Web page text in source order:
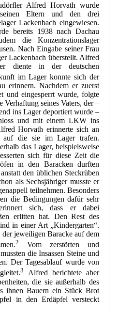
Alfred Horvath wurde
Eltern und den drei
Lackenbach eingewiesen.
bereits 1938 nach Dachau
die Konzentrationslager
Nach Eingabe seiner Frau
Lackenbach überstellt. Alfred
diente in der deutschen
im Lager konnte sich der
erinnern. Nachdem er zuerst
und eingesperrt wurde, folgte
Verhaftung seines Vaters, der –
ins Lager deportiert wurde –
und mit einem LKW ins
Horvath erinnerte sich an
auf die sie im Lager trafen.
das Lager, beispielsweise
sich für diese Zeit die
in den Baracken durften
den üblichen Steckrüben
als Sechsjähriger musste er
teilnehmen. Besonders
die Bedingungen dafür sehr
sich, dass er dabei
erlitten hat. Den Rest des
in einer Art „Kindergarten“.
jeweiligen Baracke auf dem
2
Vom zerstörten und
die Insassen Steine und
Der Tagesablauf wurde von
3
Alfred berichtete aber
die sie außerhalb des
ihnen Bauern ein Stück Brot
in den Erdäpfel versteckt